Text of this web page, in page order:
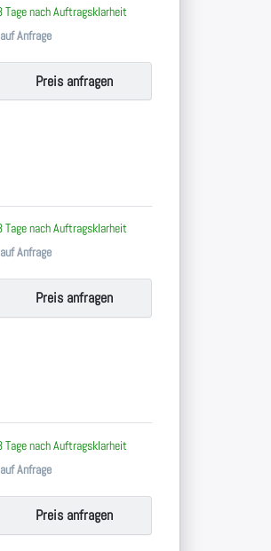
Tage nach Auftragsklarheit
Anfrage
Preis anfragen
Tage nach Auftragsklarheit
Anfrage
Preis anfragen
Tage nach Auftragsklarheit
Anfrage
Preis anfragen